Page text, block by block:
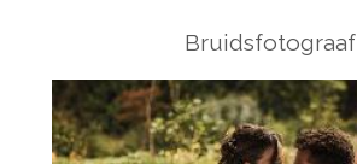
Bruidsfotograaf